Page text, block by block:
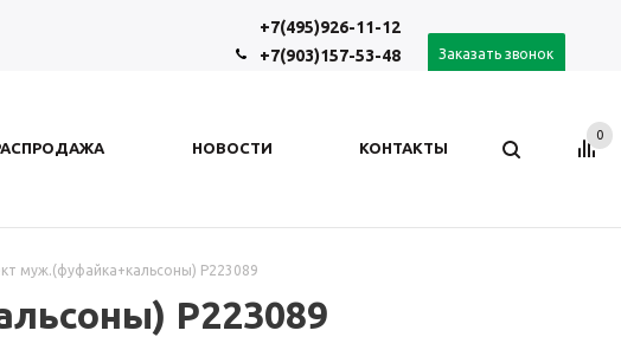
+7(495)926-11-12
+7(903)157-53-48
Заказать звонок
НОВОСТИ КОНТАКТЫ
0
муж.(фуфайка+кальсоны) Р223089
Р223089